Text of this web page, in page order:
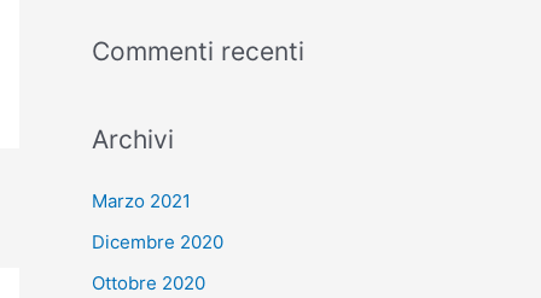
Commenti recenti
Archivi
Marzo 2021
Dicembre 2020
Ottobre 2020